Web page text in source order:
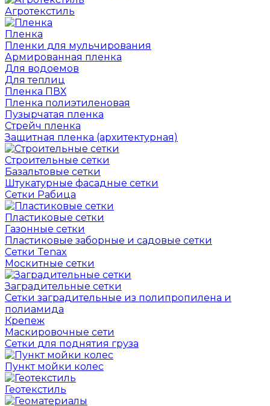
Агротекстиль
Пленка
Пленки для мульчирования
Армированная пленка
Для водоемов
Для теплиц
Пленка ПВХ
Пленка полиэтиленовая
Пузырчатая пленка
Cтрейч пленка
Защитная пленка (архитектурная)
Строительные сетки
Базальтовые сетки
Штукатурные фасадные сетки
Сетки Рабица
Пластиковые сетки
Газонные сетки
Пластиковые заборные и садовые сетки
Сетки Tenax
Москитные сетки
Заградительные сетки
Сетки заградительные из полипропилена и
полиамида
Крепеж
Маскировочные сети
Сетки для поднятия груза
Пункт мойки колес
Геотекстиль